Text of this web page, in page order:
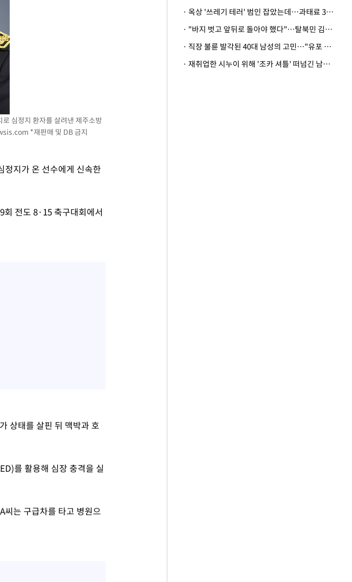
심정지 환자를 살려낸 제주소방
*재판매 및 DB 금지
정지가 온 선수에게 신속한
전도 8·15 축구대회에서
상태를 살핀 뒤 맥박과 호
를 활용해 심장 충격을 실
씨는 구급차를 타고 병원으
· 옥상 '쓰레기 테러' 범인 잡았는데…과태료 3만원 처분에 숙박업주 허탈
· "바지 벗고 앞뒤로 돌아야 했다"…탈북민 김서아, 기쁨조 검사 수치심 회상
· 직장 불륜 발각된 40대 남성의 고민…"유포 동료 명예훼손·협박죄 고소 가능할까"
· 재취업한 시누이 위해 '조카 셔틀' 떠넘긴 남편…아내 "난 못한다"